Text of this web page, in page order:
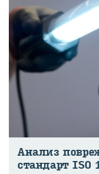
Ана­лиз
стан­дарт ISO